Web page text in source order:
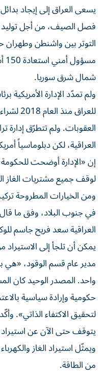
يسعى العراق إلى إيجاد بدائل
فصل الصيف، من أجل توليد
التوتر بين واشنطن وطهران
شمال شرق سوريا.
ولم تمدّد الإدارة الأمريكية
للعراق
العقوبات. ولم تتطرّق إدارة
العراقية، لكن دبلوماسياً
إن «الإدارة أوضحت للحكومة
لوقف جميع مشتريات الغاز
ومن الخيارات المطروحة
في جنوب البلاد، وفق ما
العراقية سعد فريح جاسم
يمكن أن تلجأ إلى
مدير عام قسم الوقود،
واحد. المصدر الوحيد كان
حكومية وإرادة سياسية
لتحقيق الاكتفاء الذاتي».
يتوقف حتى الآن عن استيراد
ويمثّل استيراد الغاز
من الطاقة.